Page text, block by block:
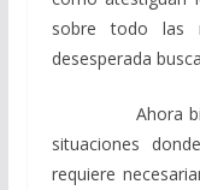
sobre todo las
desesperada
Ahora bien,
situaciones
requiere